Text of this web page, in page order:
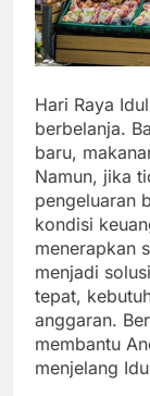
Hari Raya
berbelanja.
baru,
Namun, jika
pengeluaran
kondisi
menerapkan
menjadi
tepat,
anggaran.
membantu
menjelang